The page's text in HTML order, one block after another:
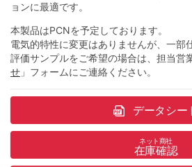
ョンに最適です。
本製品はPCNを予定しております。
電気的特性に変更はありませんが、一部
評価サンプルをご希望の場合は、担当営
せ 」フォームにご連絡ください。
データシー
ネット商社
在庫確認